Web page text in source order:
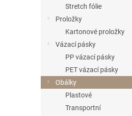
Stretch fólie
Proložky
Kartonové proložky
Vázací pásky
PP vázací pásky
PET vázací pásky
Obálky
Plastové
Transportní